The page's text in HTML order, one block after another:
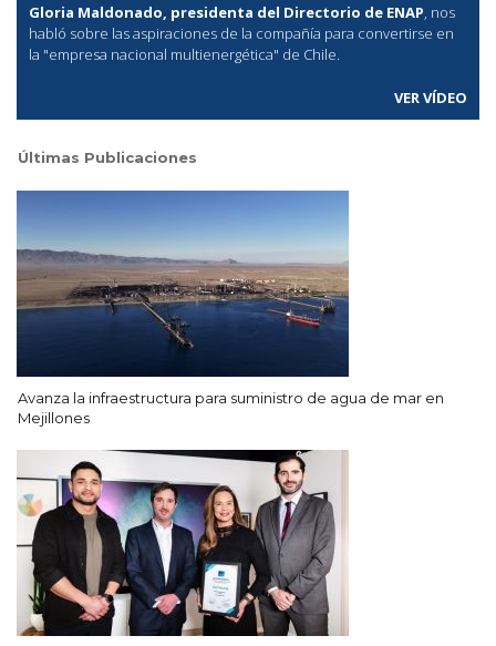
Gloria Maldonado, presidenta del Directorio de ENAP , nos
habló sobre las aspiraciones de la compañía para convertirse en
la "empresa nacional multienergética" de Chile.
VER VÍDEO
Últimas Publicaciones
Avanza la infraestructura para suministro de agua de mar en
Mejillones